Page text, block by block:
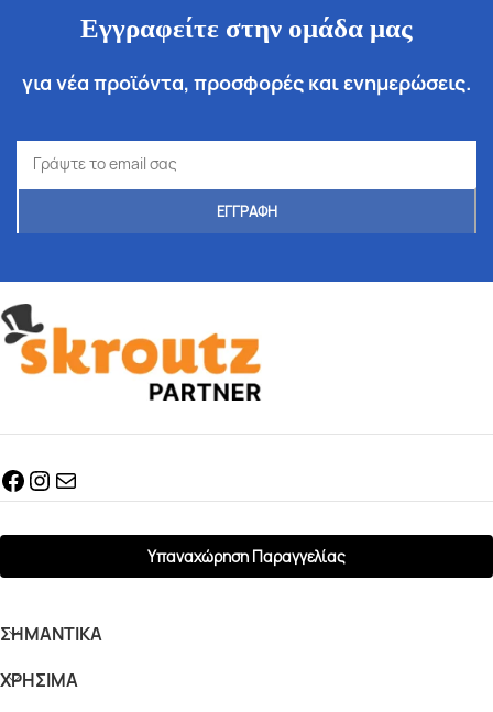
Εγγραφείτε στην ομάδα μας
για νέα προϊόντα, προσφορές και ενημερώσεις.
Υπαναχώρηση Παραγγελίας
ΣΗΜΑΝΤΙΚΆ
ΧΡΉΣΙΜΑ